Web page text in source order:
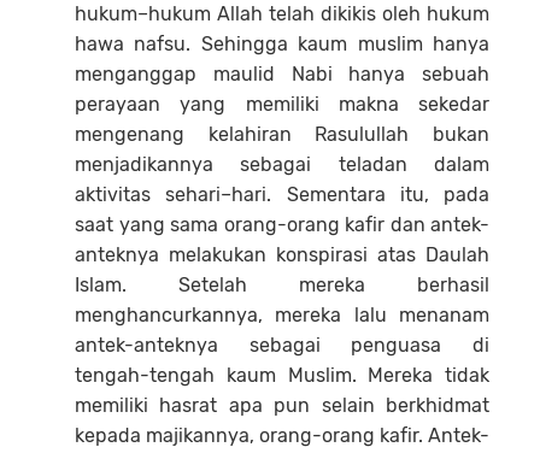
hukum–hukum Allah telah dikikis oleh hukum
hawa nafsu. Sehingga kaum muslim hanya
menganggap maulid Nabi hanya sebuah
perayaan yang memiliki makna sekedar
mengenang kelahiran Rasulullah bukan
menjadikannya sebagai teladan dalam
aktivitas sehari–hari. Sementara itu, pada
saat yang sama orang-orang kafir dan antek-
anteknya melakukan konspirasi atas Daulah
Islam. Setelah mereka berhasil
menghancurkannya, mereka lalu menanam
antek-anteknya sebagai penguasa di
tengah-tengah kaum Muslim. Mereka tidak
memiliki hasrat apa pun selain berkhidmat
kepada majikannya, orang-orang kafir. Antek-